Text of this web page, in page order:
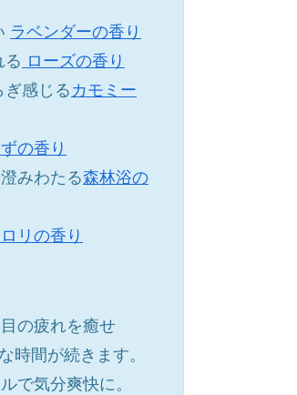
ラベンダーの香り
る ローズの香り
感じる カモミー
の香り
みわたる森林浴の
リの香り
の疲れを癒せ
時間が続きます。
で気分爽快に。